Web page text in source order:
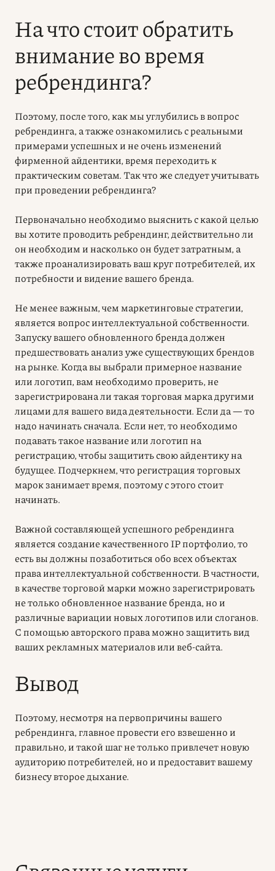
На что стоит обратить
внимание во время
ребрендинга?
Поэтому, после того, как мы углубились в вопрос
ребрендинга, а также ознакомились с реальными
примерами успешных и не очень изменений
фирменной айдентики, время переходить к
практическим советам. Так что же следует учитывать
при проведении ребрендинга?
Первоначально необходимо выяснить с какой целью
вы хотите проводить ребрендинг, действительно ли
он необходим и насколько он будет затратным, а
также проанализировать ваш круг потребителей, их
потребности и видение вашего бренда.
Не менее важным, чем маркетинговые стратегии,
является вопрос интеллектуальной собственности.
Запуску вашего обновленного бренда должен
предшествовать анализ уже существующих брендов
на рынке. Когда вы выбрали примерное название
или логотип, вам необходимо проверить, не
зарегистрирована ли такая торговая марка другими
лицами для вашего вида деятельности. Если да — то
надо начинать сначала. Если нет, то необходимо
подавать такое название или логотип на
регистрацию, чтобы защитить свою айдентику на
будущее. Подчеркнем, что регистрация торговых
марок занимает время, поэтому с этого стоит
начинать.
Важной составляющей успешного ребрендинга
является создание качественного IP портфолио, то
есть вы должны позаботиться обо всех объектах
права интеллектуальной собственности. В частности,
в качестве торговой марки можно зарегистрировать
не только обновленное название бренда, но и
различные вариации новых логотипов или слоганов.
С помощью авторского права можно защитить вид
ваших рекламных материалов или веб-сайта.
Вывод
Поэтому, несмотря на первопричины вашего
ребрендинга, главное провести его взвешенно и
правильно, и такой шаг не только привлечет новую
аудиторию потребителей, но и предоставит вашему
бизнесу второе дыхание.